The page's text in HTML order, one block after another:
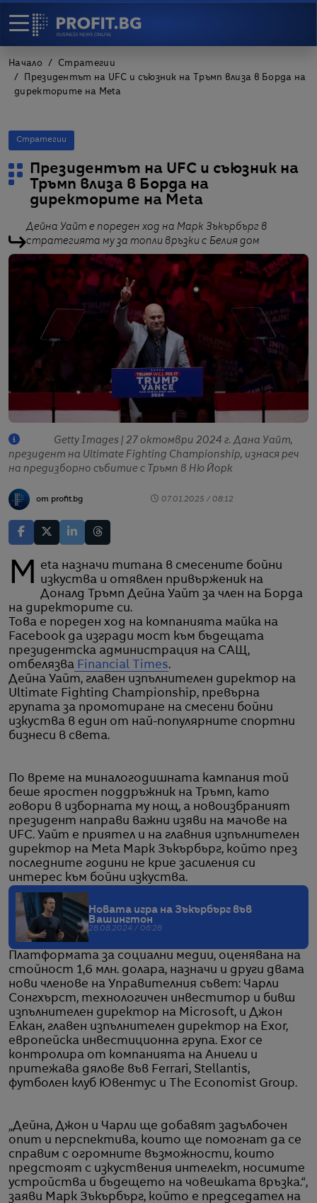
Начало
Стратегии
Президентът на UFC и съюзник на Тръмп влиза в Борда на
директорите на Meta
Стратегии
Президентът на UFC и съюзник на
Тръмп влиза в Борда на
директорите на Meta
Дейна Уайт е пореден ход на Марк Зъкърбърг в
стратегията му за топли връзки с Белия дом
Getty Images | 27 октомври 2024 г. Дана Уайт,
президент на Ultimate Fighting Championship, изнася реч
на предизборно събитие с Тръмп в Ню Йорк
от profit.bg 07.01.2025 / 08:12
Meta назначи титана в смесените бойни
изкуства и отявлен привърженик на
Доналд Тръмп Дейна Уайт за член на Борда
на директорите си.
Това е пореден ход на компанията майка на
Facebook да изгради мост към бъдещата
президентска администрация на САЩ,
отбелязва Financial Times.
Дейна Уайт, главен изпълнителен директор на
Ultimate Fighting Championship, превърна
групата за промотиране на смесени бойни
изкуства в един от най-популярните спортни
бизнеси в света.
По време на миналогодишната кампания той
беше яростен поддръжник на Тръмп, като
говори в изборната му нощ, а новоизбраният
президент направи важни изяви на мачове на
UFC. Уайт е приятел и на главния изпълнителен
директор на Meta Марк Зъкърбърг, който през
последните години не крие засиления си
интерес към бойни изкуства.
Новата игра на Зъкърбърг във
Вашингтон
28.08.2024 / 06:28
Платформата за социални медии, оценявана на
стойност 1,6 млн. долара, назначи и други двама
нови членове на Управителния съвет: Чарли
Сонгхърст, технологичен инвеститор и бивш
изпълнителен директор на Microsoft, и Джон
Елкан, главен изпълнителен директор на Exor,
европейска инвестиционна група. Exor се
контролира от компанията на Аниели и
притежава дялове във Ferrari, Stellantis,
футболен клуб Ювентус и The Economist Group.
„Дейна, Джон и Чарли ще добавят задълбочен
опит и перспектива, които ще помогнат да се
справим с огромните възможности, които
предстоят с изкуствения интелект, носимите
устройства и бъдещето на човешката връзка.“,
заяви Марк Зъкърбърг, който е председател на